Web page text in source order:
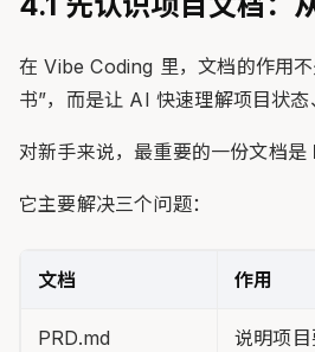
在 Vibe Coding 里，文档的作用
书”，而是让 AI 快速理解项目状态
对新手来说，最重要的一份文档是
它主要解决三个问题：
文档 作用
PRD.md
说明项